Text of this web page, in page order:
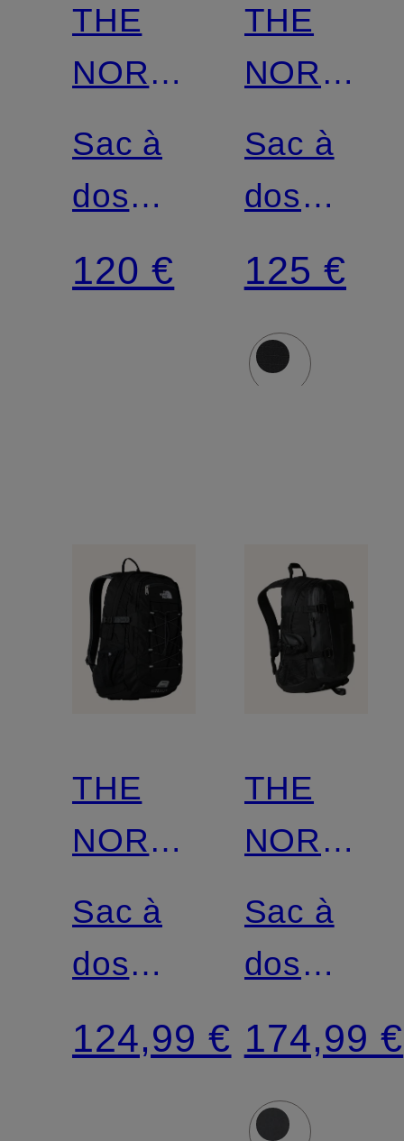
THE
NORTH
FACE
Sac à
dos
BOREALIS
21 l
portable
120 €
THE
NORTH
FACE
Sac à
dos
125 €
THE
NORTH
FACE
Sac à
dos
BOREALIS
CLASSIC
124,99 €
THE
NORTH
FACE
Sac à
dos
HOT
SHOT
BASE
174,99 €